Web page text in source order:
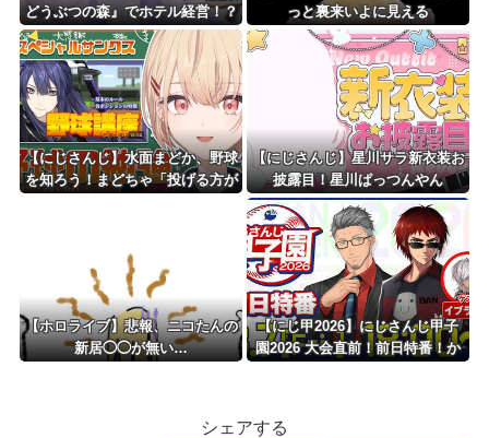
どうぶつの森』でホテル経営！？
っと裏来いよに見える
【にじさんじ】水面まどか、野球
を知ろう！まどちゃ「投げる方が
【にじさんじ】星川サラ新衣装お
披露目！星川ぱっつんやん
【ホロライブ】悲報、ニコたんの
新居◯◯が無い…
【にじ甲2026】にじさんじ甲子
園2026 大会直前！前日特番！か
シェアする